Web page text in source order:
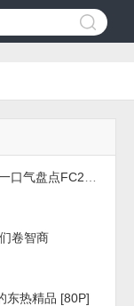
卷智商
东热精品 [80P]